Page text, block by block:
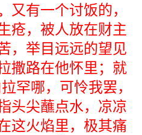
又有一个讨饭的，
疮，被人放在财主
，举目远远的望见
撒路在他怀里；就
罕哪，可怜我罢，
头尖蘸点水，凉凉
这火焰里，极其痛